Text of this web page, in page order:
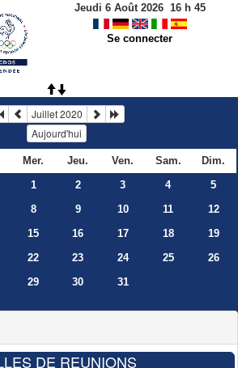
Jeudi 6 Août 2026 16h 45
Se connecter
Juillet 2020
Aujourd'hui
Mer. Jeu. Ven. Sam.
Dim.
1 2 3 4
5
8 9 10 11
12
15 16 17 18
19
22 23 24 25
26
29 30 31